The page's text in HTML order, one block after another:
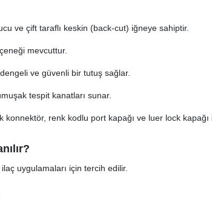
ve çift taraflı keskin (back-cut) iğneye sahiptir.
mevcuttur.
ve güvenli bir tutuş sağlar.
tespit kanatları sunar.
renk kodlu port kapağı ve luer lock kapağı
uygulamaları için tercih edilir.